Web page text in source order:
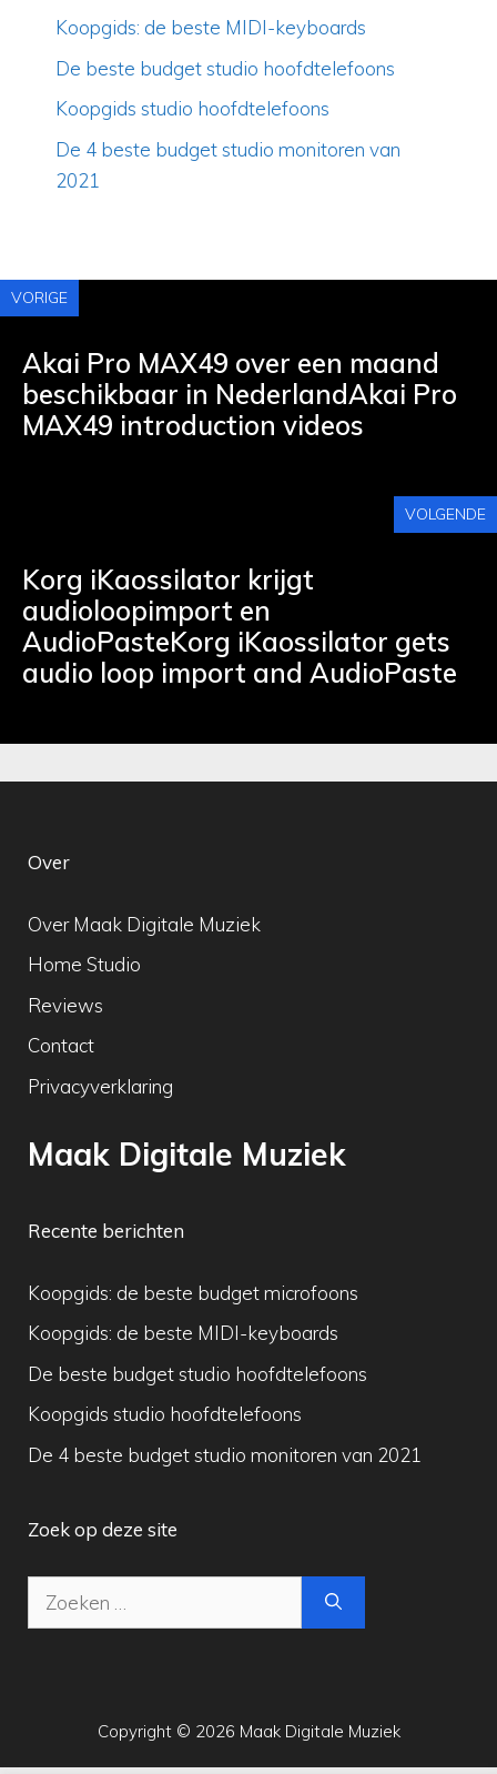
Koopgids: de beste MIDI-keyboards
De beste budget studio hoofdtelefoons
Koopgids studio hoofdtelefoons
De 4 beste budget studio monitoren van
2021
VORIGE
Akai Pro MAX49 over een maand
beschikbaar in NederlandAkai Pro
MAX49 introduction videos
VOLGENDE
Korg iKaossilator krijgt
audioloopimport en
AudioPasteKorg iKaossilator gets
audio loop import and AudioPaste
Over
Over Maak Digitale Muziek
Home Studio
Reviews
Contact
Privacyverklaring
Maak Digitale Muziek
Recente berichten
Koopgids: de beste budget microfoons
Koopgids: de beste MIDI-keyboards
De beste budget studio hoofdtelefoons
Koopgids studio hoofdtelefoons
De 4 beste budget studio monitoren van 2021
Zoek op deze site
Zoek
Copyright © 2026 Maak Digitale Muziek